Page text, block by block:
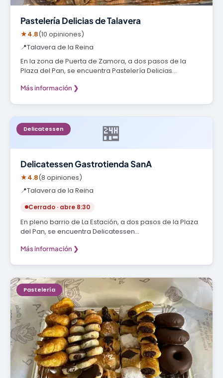
Pastelería Delicias de Talavera
★4.8(10 opiniones)
📍Talavera de la Reina
En la zona de Puerta de Zamora, a dos pasos de la
Plaza del Pan, se encuentra Pastelería Delicias…
Más información ❯
🏪
Delicatessen
Delicatessen Gastrotienda SanA
★4.8(8 opiniones)
📍Talavera de la Reina
Cerrado · abre 8:30
En pleno barrio de La Estación, a dos pasos de la Plaza
del Pan, se encuentra Delicatessen…
Más información ❯
Pastelería